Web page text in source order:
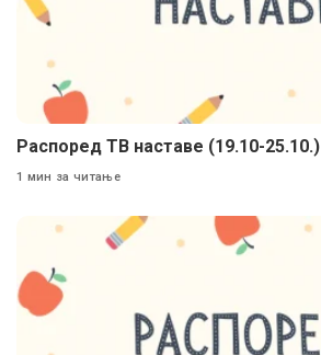
Распоред ТВ наставе (19.10-25.10.)
1 мин за читање